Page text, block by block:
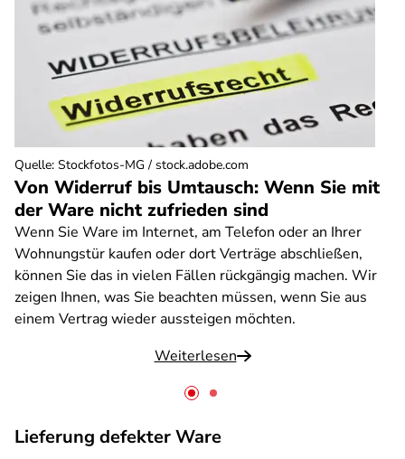
Von Widerruf bis Umtausch: Wenn Sie mit
der Ware nicht zufrieden sind
Wenn Sie Ware im Internet, am Telefon oder an Ihrer
Wohnungstür kaufen oder dort Verträge abschließen,
können Sie das in vielen Fällen rückgängig machen. Wir
zeigen Ihnen, was Sie beachten müssen, wenn Sie aus
einem Vertrag wieder aussteigen möchten.
Weiterlesen
Quelle: Stockfotos-MG / stock.adobe.com
Lieferung defekter Ware